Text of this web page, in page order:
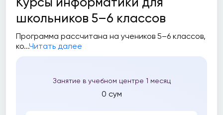
школьников 5–6 классов
Программа рассчитана на учеников 5–6 классов,
ко...Читать далее
Занятие в учебном центре 1 месяц
0 сум